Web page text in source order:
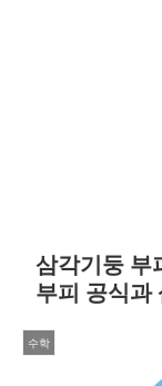
삼각기둥 부
부피 공식과
수학